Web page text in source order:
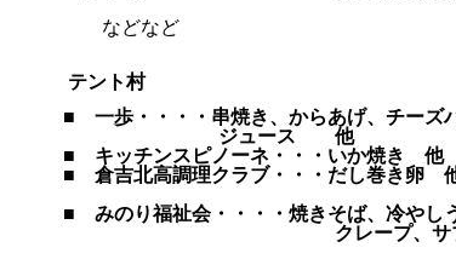
などなど
テント村
■ 一歩・・・・串焼き、からあげ、チーズ
ジュース 他
■ キッチンスピノーネ・・・いか焼き 他
■ 倉吉北高調理クラブ・・・だし巻き卵
■ みのり福祉会・・・・焼きそば、冷やし
クレープ、サブレ、コー